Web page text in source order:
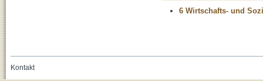
6 Wirtschafts- und
Kontakt